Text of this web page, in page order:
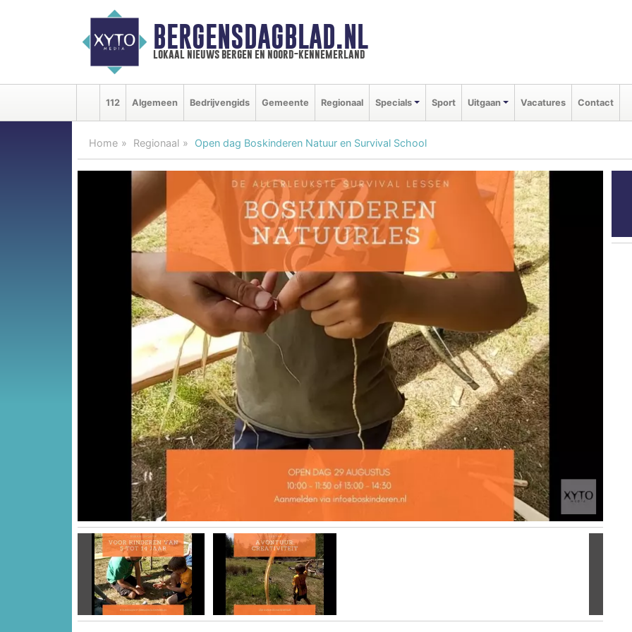
BERGENSDAGBLAD.NL
lokaal nieuws bergen en noord-kennemerland
112 Algemeen Bedrijvengids Gemeente Regionaal Specials Sport Uitgaan Vacatures Contact
Home Regionaal Open dag Boskinderen Natuur en Survival School
Vorige